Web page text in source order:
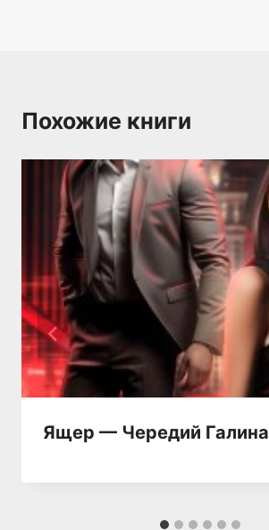
Похожие книги
Ящер — Чередий Галина